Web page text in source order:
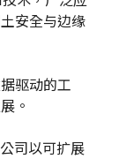
安全与边缘
驱动的工
。
司以可扩展